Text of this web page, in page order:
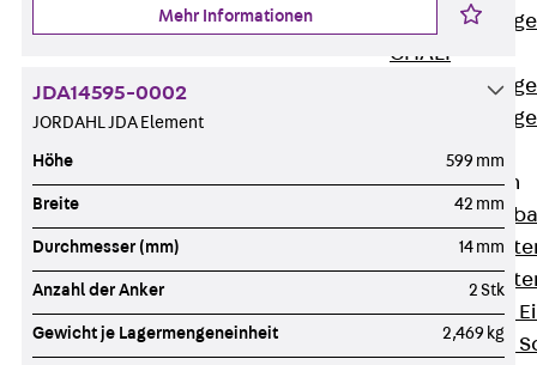
CHALI
Einbaueinheiten
Zurück
Nivellierbare
Nivellierbare
Mehr Informationen
JDA14595-0002
JORDAHL JDA Element
Höhe 599 mm
Breite 42 mm
Durchmesser (mm) 14 mm
Anzahl der Anker 2 Stk
Gewicht je Lagermengeneinheit 2,469 kg